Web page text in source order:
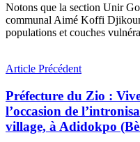
Notons que la section Unir
communal Aimé Koffi
populations et couches
Article Précédent
Préfecture du Zio :
l’occasion de
village, à Adidokpo